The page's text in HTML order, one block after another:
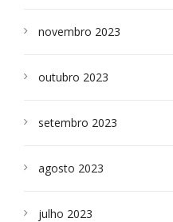
novembro 2023
outubro 2023
setembro 2023
agosto 2023
julho 2023